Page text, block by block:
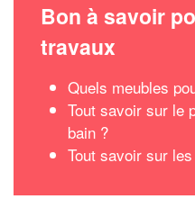
Bon à savoir
travaux
Quels meubles
Tout savoir sur le
bain ?
Tout savoir sur